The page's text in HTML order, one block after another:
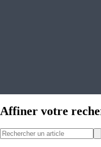
Affiner votre